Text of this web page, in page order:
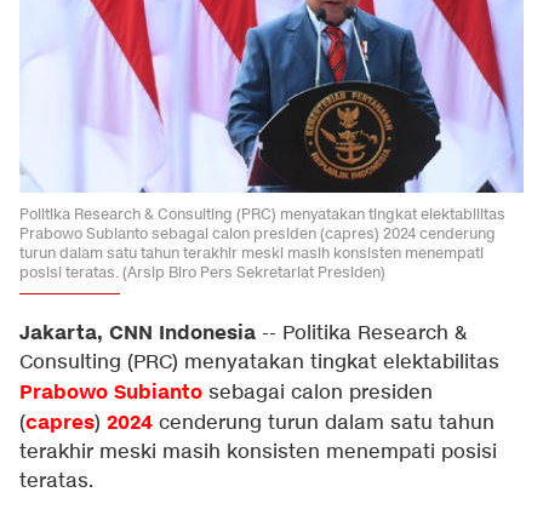
Politika Research & Consulting (PRC) menyatakan tingkat elektabilitas
Prabowo Subianto sebagai calon presiden (capres) 2024 cenderung
turun dalam satu tahun terakhir meski masih konsisten menempati
posisi teratas. (Arsip Biro Pers Sekretariat Presiden)
Jakarta, CNN Indonesia -- Politika Research &
Consulting (PRC) menyatakan tingkat elektabilitas
Prabowo Subianto sebagai calon presiden
(capres) 2024 cenderung turun dalam satu tahun
terakhir meski masih konsisten menempati posisi
teratas.